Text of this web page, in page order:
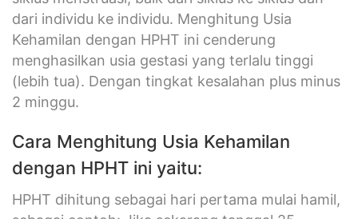
dari individu ke individu. Menghitung Usia
Kehamilan dengan HPHT ini cenderung
menghasilkan usia gestasi yang terlalu tinggi
(lebih tua). Dengan tingkat kesalahan plus minus
2 minggu.
Cara Menghitung Usia Kehamilan
dengan HPHT ini yaitu:
HPHT dihitung sebagai hari pertama mulai hamil,